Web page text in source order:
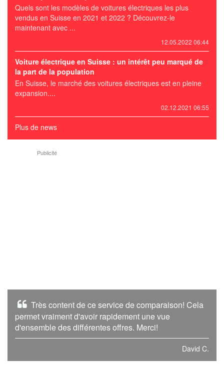
Quels sont les modèles de voitures électriques les plus
vendus en Suisse en 2021 et 2022 ? Découvrez-le
maintenant avec ...
12.05.2022 06:44
Voiture électrique en Suisse : un intérêt peu marqué de
la part de la population
En Suisse, le marché des voitures électriques est en pleine
expansion....
02.12.2021 06:55
Plus de news
Publicité
Très content de ce service de comparaison! Cela
permet vraiment d'avoir rapidement une vue
d'ensemble des différentes offres. Merci!
David C.